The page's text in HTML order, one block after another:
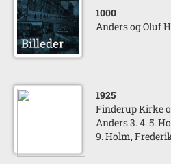
1000
Anders og Oluf
1925
Finderup Kirke
Anders 3. 4. 5.
9. Holm,